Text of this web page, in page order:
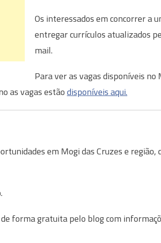
Os interessados em concorrer a
entregar currículos atualizados
mail.
Para ver as vagas disponíveis no
as vagas estãodisponíveis aqui.
em Mogi das Cruzes e
forma gratuita pelo blog com